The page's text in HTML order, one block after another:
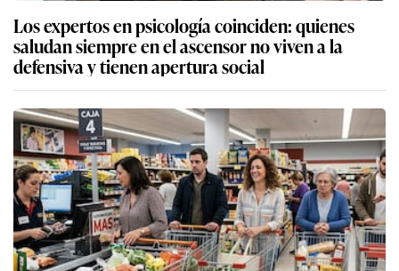
Los expertos en psicología coinciden: quienes
saludan siempre en el ascensor no viven a la
defensiva y tienen apertura social